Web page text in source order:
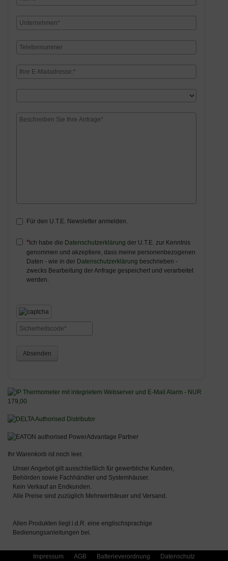
Für den U.T.E. Newsletter anmelden.
Ich habe die Datenschutzerklärung der U.T.E. zur Kenntnis
genommen und akzeptiere, dass meine personenbezogenen
Daten - wie in der Datenschutzerklärung beschrieben -
zwecks Bearbeitung der Anfrage gespeichert und verarbeitet
werden.
Absenden
Ihr Warenkorb ist noch leer.
Unser Angebot gilt ausschließlich für gewerbliche Kunden,
Behörden sowie Fachhändler und Systemhäuser.
Kein Verkauf an Endkunden.
Alle Preise sind zuzüglich Mehrwertsteuer und Versand.
Allen Produkten liegt i.d.R. eine englischsprachige
Bedienungsanleitungen bei.
Impressum AGB Batterieverordnung Datenschutz